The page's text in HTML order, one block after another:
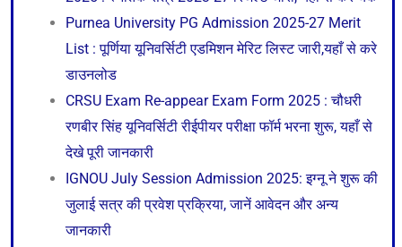
Purnea University PG Admission 2025-27 Merit
List : पूर्णिया यूनिवर्सिटी एडमिशन मेरिट लिस्ट जारी,यहाँ से करे
डाउनलोड
CRSU Exam Re-appear Exam Form 2025 : चौधरी
रणबीर सिंह यूनिवर्सिटी रीईपीयर परीक्षा फॉर्म भरना शुरू, यहाँ से
देखे पूरी जानकारी
IGNOU July Session Admission 2025: इग्नू ने शुरू की
जुलाई सत्र की प्रवेश प्रक्रिया, जानें आवेदन और अन्य
जानकारी